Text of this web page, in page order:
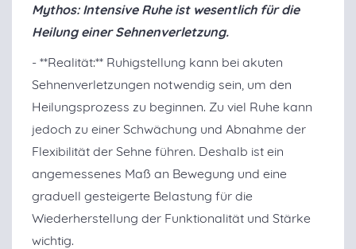
Mythos: Intensive Ruhe ist wesentlich für die
Heilung einer Sehnenverletzung.
- **Realität:** Ruhigstellung kann bei akuten
Sehnenverletzungen notwendig sein, um den
Heilungsprozess zu beginnen. Zu viel Ruhe kann
jedoch zu einer Schwächung und Abnahme der
Flexibilität der Sehne führen. Deshalb ist ein
angemessenes Maß an Bewegung und eine
graduell gesteigerte Belastung für die
Wiederherstellung der Funktionalität und Stärke
wichtig.